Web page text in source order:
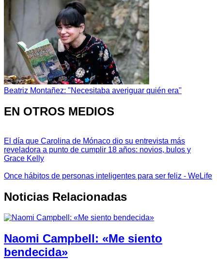
Beatriz Montañez: "Necesitaba averiguar quién era"
EN OTROS MEDIOS
El día que Carolina de Mónaco dio su entrevista más
reveladora a punto de cumplir 18 años: novios, bulos y
Grace Kelly
Once hábitos de personas inteligentes para ser feliz - WeLife
Noticias Relacionadas
Naomi Campbell: «Me siento
bendecida»